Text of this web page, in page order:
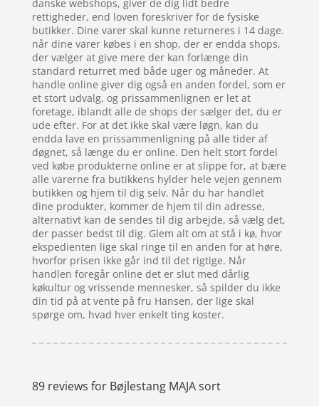
danske webshops, giver de dig lidt bedre
rettigheder, end loven foreskriver for de fysiske
butikker. Dine varer skal kunne returneres i 14 dage.
når dine varer købes i en shop, der er endda shops,
der vælger at give mere der kan forlænge din
standard returret med både uger og måneder. At
handle online giver dig også en anden fordel, som er
et stort udvalg, og prissammenlignen er let at
foretage, iblandt alle de shops der sælger det, du er
ude efter. For at det ikke skal være løgn, kan du
endda lave en prissammenligning på alle tider af
døgnet, så længe du er online. Den helt stort fordel
ved købe produkterne online er at slippe for, at bære
alle varerne fra butikkens hylder hele vejen gennem
butikken og hjem til dig selv. Når du har handlet
dine produkter, kommer de hjem til din adresse,
alternativt kan de sendes til dig arbejde, så vælg det,
der passer bedst til dig. Glem alt om at stå i kø, hvor
ekspedienten lige skal ringe til en anden for at høre,
hvorfor prisen ikke går ind til det rigtige. Når
handlen foregår online det er slut med dårlig
køkultur og vrissende mennesker, så spilder du ikke
din tid på at vente på fru Hansen, der lige skal
spørge om, hvad hver enkelt ting koster.
89 reviews for Bøjlestang MAJA sort